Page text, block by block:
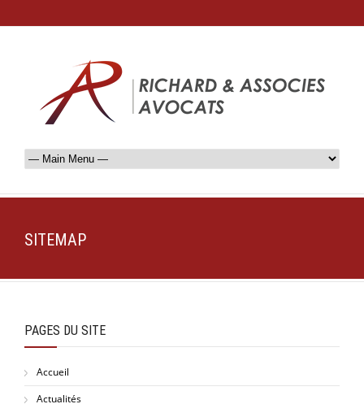
SITEMAP
PAGES DU SITE
Accueil
Actualités